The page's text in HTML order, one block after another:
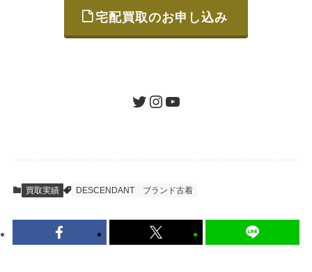
ご発送
査定結果のご承認 / 入金
到着即日に査定いたします。買取金額にご納
得いただければ、最短即日の入金が可能で
宅配買取のお申し込み
ツイッターインスタグラムユーチューブ
買取実績 DESCENDANT ブランド古着